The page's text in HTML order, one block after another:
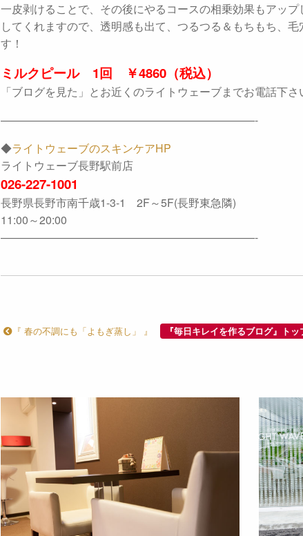
一皮剥けることで、その後にやるコースの相乗効果もアッ
してくれますので、透明感も出て、つるつる＆もちもち、
す！
ミルクピール 1回 ￥4860（税込）
「ブログを見た」とお近くのライトウェーブまでお電話下さ
———————————————————————-
◆ライトウェーブのスキンケアHP
ライトウェーブ長野駅前店
026-227-1001
長野県長野市南千歳1-3-1 2F～5F(長野東急隣)
11:00～20:00
———————————————————————-
『 春の不調にも「よもぎ蒸し」 』 『毎日キレイを作るブログ』トッ